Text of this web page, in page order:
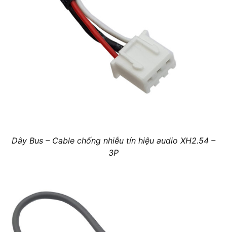
Dây Bus – Cable chống nhiễu tín hiệu audio XH2.54 –
3P